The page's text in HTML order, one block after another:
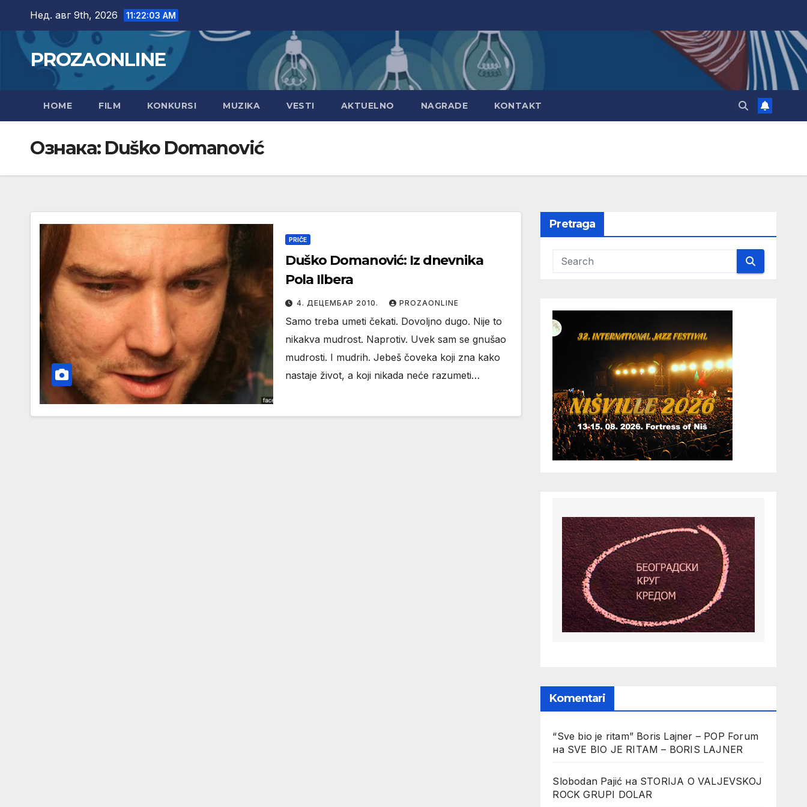
content
Нед. авг 9th, 2026 11:22:04 AM
PROZAONLINE
HOME FILM KONKURSI MUZIKA VESTI AKTUELNO NAGRADE KONTAKT
Ознака: Duško Domanović
PRIČE
Duško Domanović: Iz dnevnika
Pola Ilbera
4. ДЕЦЕМБАР 2010. PROZAONLINE
Samo treba umeti čekati. Dovoljno dugo. Nije to
nikakva mudrost. Naprotiv. Uvek sam se gnušao
mudrosti. I mudrih. Jebeš čoveka koji zna kako
nastaje život, a koji nikada neće razumeti…
Pretraga
Komentari
“Sve bio je ritam” Boris Lajner – POP Forum
на SVE BIO JE RITAM – BORIS LAJNER
Slobodan Pajić на STORIJA O VALJEVSKOJ
ROCK GRUPI DOLAR